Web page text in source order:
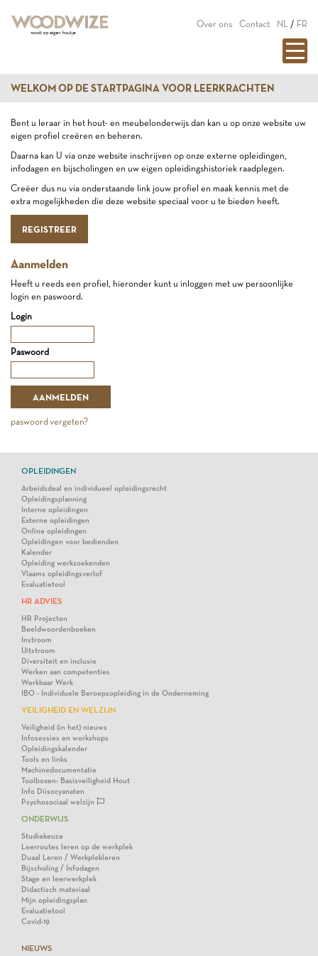
Over ons Contact NL / FR
WELKOM OP DE STARTPAGINA VOOR LEERKRACHTEN
Bent u leraar in het hout- en meubelonderwijs dan kan u op onze website uw
eigen profiel creëren en beheren.
Daarna kan U via onze website inschrijven op onze externe opleidingen,
infodagen en bijscholingen en uw eigen opleidingshistoriek raadplegen.
Creëer dus nu via onderstaande link jouw profiel en maak kennis met de
extra mogelijkheden die deze website speciaal voor u te bieden heeft.
REGISTREER
Aanmelden
Heeft u reeds een profiel, hieronder kunt u inloggen met uw persoonlijke
login en paswoord.
Login
Paswoord
paswoord vergeten?
OPLEIDINGEN
Arbeidsdeal en individueel opleidingsrecht
Opleidingsplanning
Interne opleidingen
Externe opleidingen
Online opleidingen
Opleidingen voor bedienden
Kalender
Opleiding werkzoekenden
Vlaams opleidingsverlof
Evaluatietool
HR ADVIES
HR Projecten
Beeldwoordenboeken
Instroom
Uitstroom
Diversiteit en inclusie
Werken aan competenties
Werkbaar Werk
IBO - Individuele Beroepsopleiding in de Onderneming
VEILIGHEID EN WELZIJN
Veiligheid (in het) nieuws
Infosessies en workshops
Opleidingskalender
Tools en links
Machinedocumentatie
Toolboxen: Basisveiligheid Hout
Info Diisocyanaten
Psychosociaal welzijn
ONDERWIJS
Studiekeuze
Leerroutes leren op de werkplek
Duaal Leren / Werkplekleren
Bijscholing / Infodagen
Stage en leerwerkplek
Didactisch materiaal
Mijn opleidingsplan
Evaluatietool
Covid-19
NIEUWS